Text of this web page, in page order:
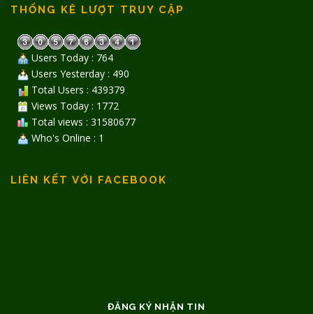
THỐNG KÊ LƯỢT TRUY CẬP
Users Today : 764
Users Yesterday : 490
Total Users : 439379
Views Today : 1772
Total views : 31580677
Who's Online : 1
LIÊN KẾT VỚI FACEBOOK
ĐĂNG KÝ NHẬN TIN